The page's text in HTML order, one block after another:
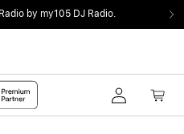
by my105 DJ Radio.